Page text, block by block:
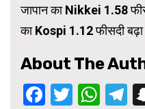
जापान का Nikkei 1.58
का Kospi 1.12 फीसदी
About The
Facebook
Twitter